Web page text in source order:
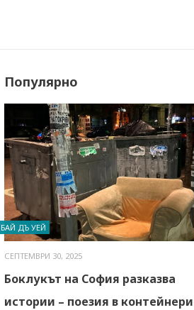
Популярно
БАЙ ДЪ УЕЙ
СЕПТЕМВРИ 30, 2025
Боклукът на София разказва
истории – поезия в контейнери